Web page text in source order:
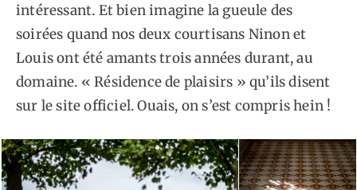
intéressant. Et bien imagine la gueule des
soirées quand nos deux courtisans Ninon et
Louis ont été amants trois années durant, au
domaine. « Résidence de plaisirs » qu’ils disent
sur le site officiel. Ouais, on s’est compris hein !